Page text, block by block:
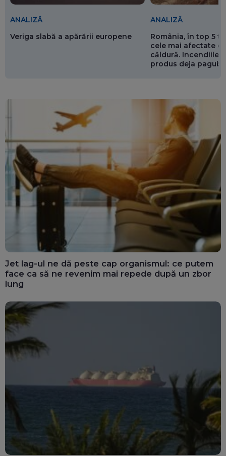
ANALIZĂ
Veriga slabă a apărării europene
ANALIZĂ
România, în top 5
cele mai afectate
căldură. Incendiile
produs deja
Jet lag-ul ne dă peste cap organismul: ce putem
face ca să ne revenim mai repede după un zbor
lung